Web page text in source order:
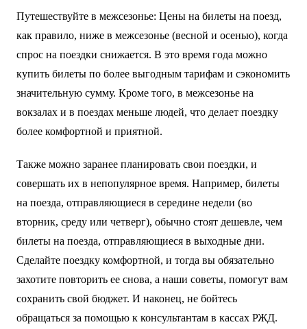
Путешествуйте в межсезонье: Цены на билеты на поезд,
как правило, ниже в межсезонье (весной и осенью), когда
спрос на поездки снижается. В это время года можно
купить билеты по более выгодным тарифам и сэкономить
значительную сумму. Кроме того, в межсезонье на
вокзалах и в поездах меньше людей, что делает поездку
более комфортной и приятной.
Также можно заранее планировать свои поездки, и
совершать их в непопулярное время. Например, билеты
на поезда, отправляющиеся в середине недели (во
вторник, среду или четверг), обычно стоят дешевле, чем
билеты на поезда, отправляющиеся в выходные дни.
Сделайте поездку комфортной, и тогда вы обязательно
захотите повторить ее снова, а наши советы, помогут вам
сохранить свой бюджет. И наконец, не бойтесь
обращаться за помощью к консультантам в кассах РЖД.